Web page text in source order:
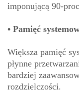
imponującą 90-
• Pamięć
Większa pamięć
płynne
bardziej
rozdzielczości.